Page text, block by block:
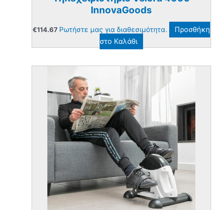
InnovaGoods
€114.67 Ρωτήστε μας για διαθεσιμότητα.
Προσθήκη
στο Καλάθι